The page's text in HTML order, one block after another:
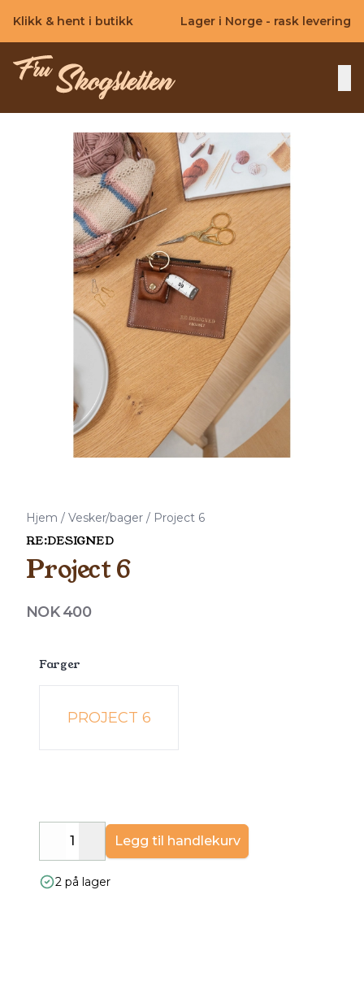
Klikk & hent i butikk Lager i Norge - rask levering
Hjem / Vesker/bager / Project 6
RE:DESIGNED
Project 6
Produktdetaljer
NOK 400
Farger
Velg en Farger
PROJECT 6
DecreaseIncrease
Legg til handlekurv
2 på lager